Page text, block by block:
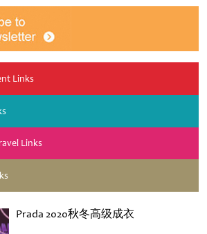
Prada 2020秋冬高级成衣
Links
Links